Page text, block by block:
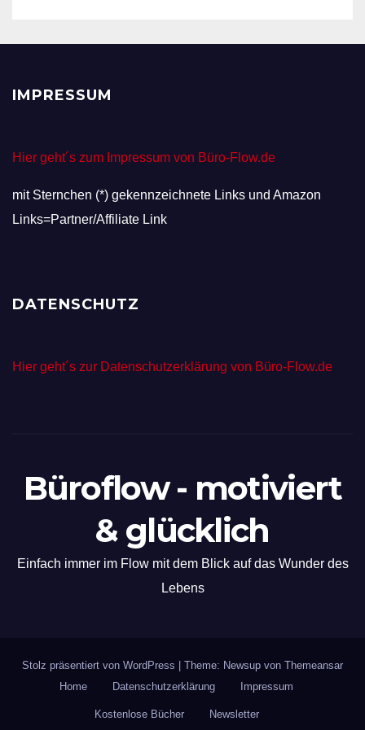
IMPRESSUM
Hier geht´s zum Impressum von Büro-Flow.de
mit Sternchen (*) gekennzeichnete Links und Amazon
Links=Partner/Affiliate Link
DATENSCHUTZ
Hier geht´s zur Datenschutzerklärung von Büro-Flow.de
Büroflow - motiviert
& glücklich
Einfach immer im Flow mit dem Blick auf das Wunder des
Lebens
Stolz präsentiert von WordPress Theme: Newsup von Themeansar
Home
Datenschutzerklärung Impressum
Kostenlose Bücher Newsletter